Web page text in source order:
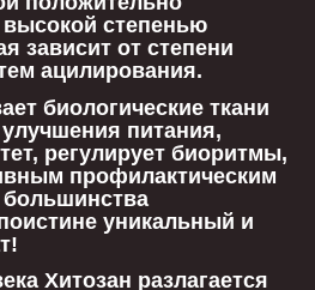
степенью
зависит от степени
ацилирования.
биологические ткани
питания,
регулирует биоритмы,
профилактическим
уникальный и
Хитозан разлагается